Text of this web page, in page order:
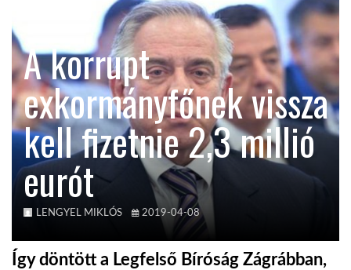
LATIN-AMERIKA
KÖZEL-KELET
AUSZTRÁLIA
A VILÁG ITTHON
A korrupt
exkormányfőnek vissza
kell fizetnie 2,3 millió
eurót
LENGYEL MIKLÓS 2019-04-08
Így döntött a Legfelső Bíróság Zágrábban,